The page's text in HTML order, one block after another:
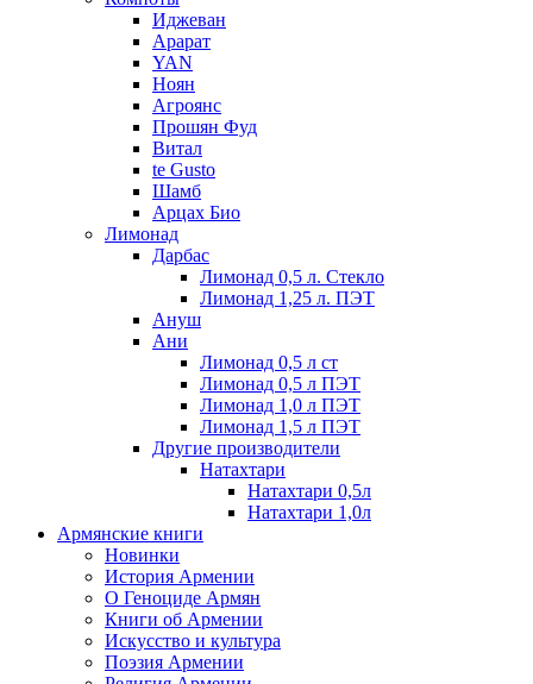
Иджеван
Арарат
YAN
Ноян
Агроянс
Прошян Фуд
Витал
te Gusto
Шамб
Арцах Био
Лимонад
Дарбас
Лимонад 0,5 л. Стекло
Лимонад 1,25 л. ПЭТ
Ануш
Ани
Лимонад 0,5 л ст
Лимонад 0,5 л ПЭТ
Лимонад 1,0 л ПЭТ
Лимонад 1,5 л ПЭТ
Другие производители
Натахтари
Натахтари 0,5л
Натахтари 1,0л
Армянские книги
Новинки
История Армении
О Геноциде Армян
Книги об Армении
Иcкусство и культура
Поэзия Армении